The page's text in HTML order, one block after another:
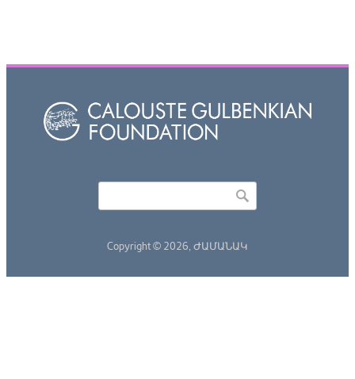
Copyright © 2026, ԺԱՄԱՆԱԿ